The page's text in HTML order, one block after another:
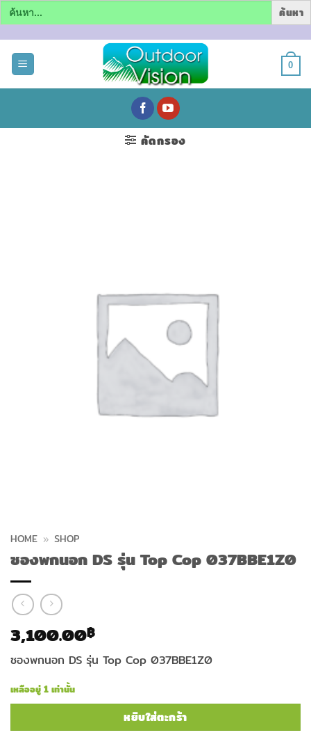
Search
for:
0
คัดกรอง
HOME » SHOP
ซองพกนอก DS รุ่น Top Cop 037BBE1Z0
3,100.00฿
ซองพกนอก DS รุ่น Top Cop 037BBE1Z0
เหลืออยู่ 1 เท่านั้น
หยิบใส่ตะกร้า